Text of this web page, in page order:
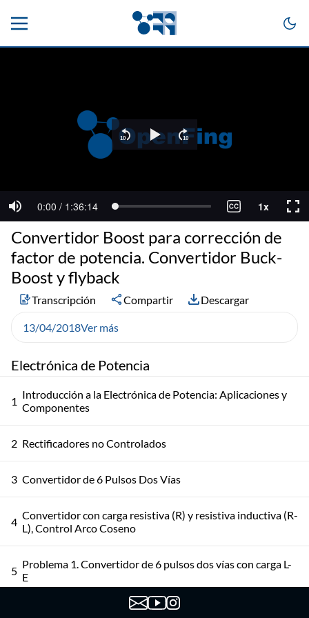
Electrónica de Potencia
1 Introducción a la Electrónica de Potencia: Aplicaciones y
Componentes
2 Rectificadores no Controlados
3 Convertidor de 6 Pulsos Dos Vías
4 Convertidor con carga resistiva (R) y resistiva inductiva (R-
L), Control Arco Coseno
5 Problema 1. Convertidor de 6 pulsos dos vías con carga L-
E
Práctico conmutados por la red. Problemas 2 y 3.
Convertidor Boost para corrección de
factor de potencia. Convertidor Buck-
Boost y flyback
Transcripción Compartir Descargar
13/04/2018Ver más